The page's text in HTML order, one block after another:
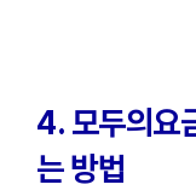
4. 모두의요
는 방법